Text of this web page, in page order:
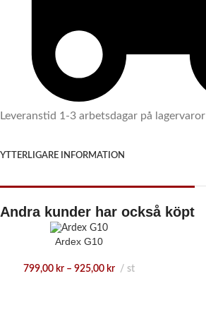
Leveranstid 1-3 arbetsdagar på lagervaror
YTTERLIGARE INFORMATION
Andra kunder har också köpt
Ardex G10
799,00 kr – 925,00 kr st